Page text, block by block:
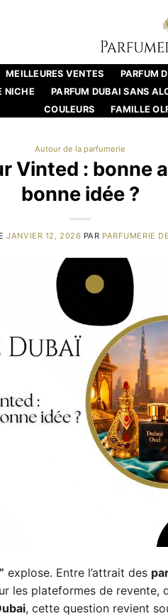
MEILLEURES VENTES PARFUM
NICHE PARFUM DUBAI SANS
COULEURS
FAMILLE
Autour de la parfumerie
Vinted : bonne
bonne idée ?
JANVIER 12, 2026 PAR PARFUMERIE
explose. Entre l’attrait des
les plateformes de revente,
, cette question revient